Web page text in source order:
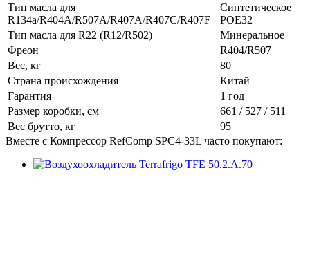
Тип масла для
R134a/R404A/R507A/R407A/R407C/R407F
Синтетическое
POE32
Тип масла для R22 (R12/R502)
Минеральное
Фреон
R404/R507
Вес, кг
80
Страна происхождения
Китай
Гарантия
1 год
Размер коробки, см
661 / 527 / 511
Вес брутто, кг
95
Вместе с Компрессор RefComp SPC4-33L часто покупают: